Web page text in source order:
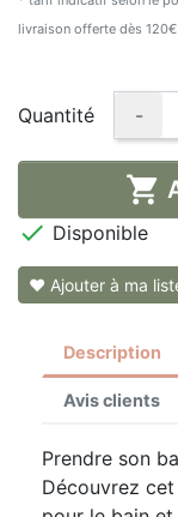
livraison offerte dès 120€
Quantité -

 Disponible
❤ Ajouter à ma
Description
Avis clients
Prendre son
Découvrez